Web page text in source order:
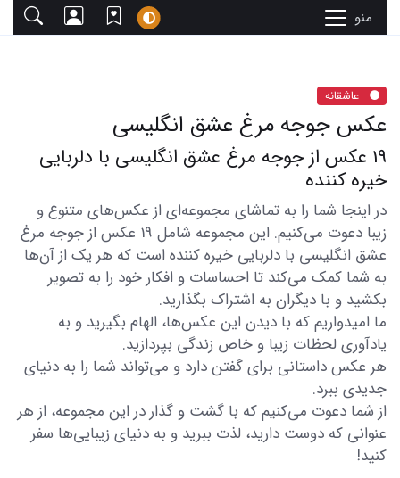
منو
عاشقانه
عکس جوجه مرغ عشق انگلیسی
19 عکس از جوجه مرغ عشق انگلیسی با دلربایی
خیره کننده
در اینجا شما را به تماشای مجموعه‌ای از عکس‌های متنوع و
زیبا دعوت می‌کنیم. این مجموعه شامل 19 عکس از جوجه مرغ
عشق انگلیسی با دلربایی خیره کننده است که هر یک از آن‌ها
به شما کمک می‌کند تا احساسات و افکار خود را به تصویر
بکشید و با دیگران به اشتراک بگذارید.
ما امیدواریم که با دیدن این عکس‌ها، الهام بگیرید و به
یادآوری لحظات زیبا و خاص زندگی بپردازید.
هر عکس داستانی برای گفتن دارد و می‌تواند شما را به دنیای
جدیدی ببرد.
از شما دعوت می‌کنیم که با گشت و گذار در این مجموعه، از هر
عنوانی که دوست دارید، لذت ببرید و به دنیای زیبایی‌ها سفر
کنید!